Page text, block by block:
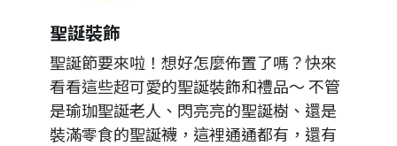
聖誕裝飾
聖誕節要來啦！想好怎麼佈置了嗎？快來
看看這些超可愛的聖誕裝飾和禮品～ 不管
是瑜珈聖誕老人、閃亮亮的聖誕樹、還是
裝滿零食的聖誕襪，這裡通通都有，還有